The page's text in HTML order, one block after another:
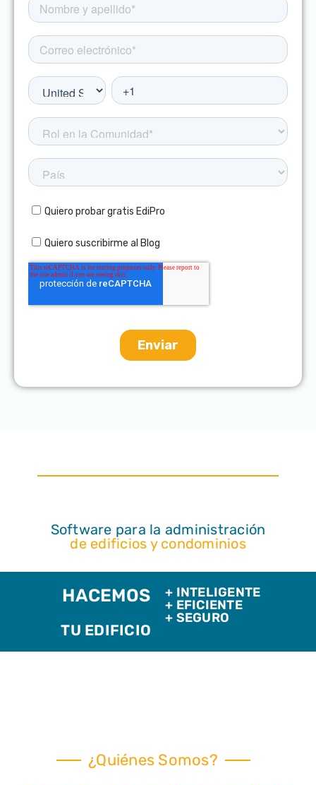
Software para la administración
de edificios y condominios
HACEMOS
TU EDIFICIO
+ INTELIGENTE
+ EFICIENTE
+ SEGURO
¿Quiénes Somos?